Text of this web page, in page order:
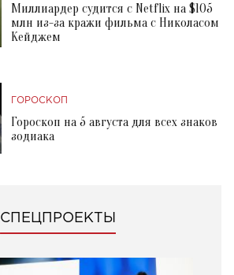
Миллиардер судится с Netflix на $105
млн из-за кражи фильма с Николасом
Кейджем
ГОРОСКОП
Гороскоп на 5 августа для всех знаков
зодиака
СПЕЦПРОЕКТЫ